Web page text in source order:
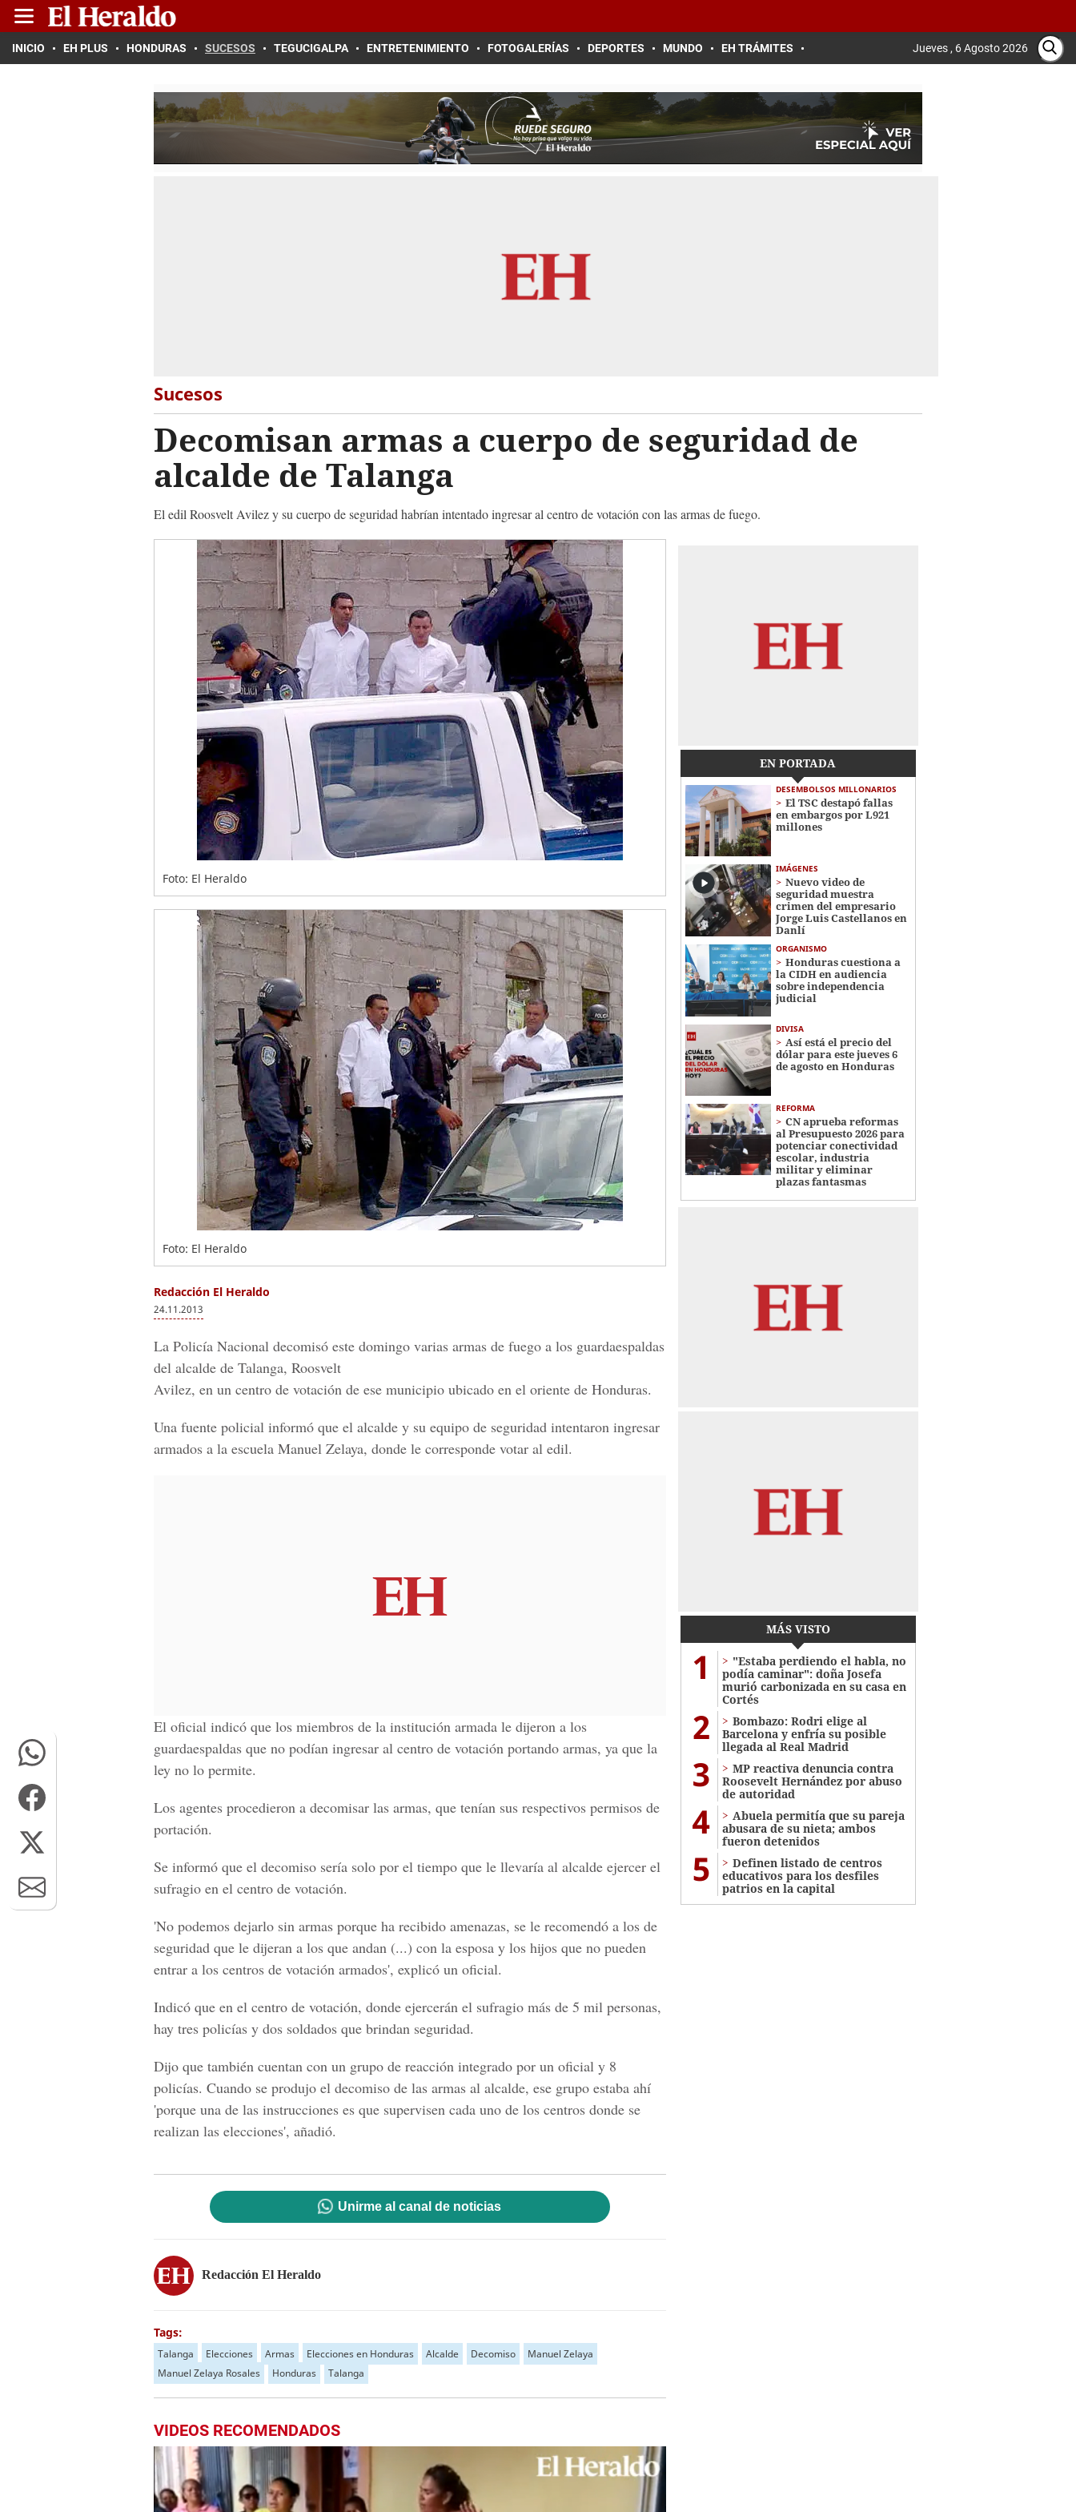
INICIO EH PLUS HONDURAS SUCESOS TEGUCIGALPA ENTRETENIMIENTO FOTOGALERÍAS DEPORTES MUNDO EH TRÁMITES Jueves , 6 Agosto 2026
Sucesos
Decomisan armas a cuerpo de seguridad de
alcalde de Talanga
El edil Roosvelt Avilez y su cuerpo de seguridad habrían intentado ingresar al centro de votación con las armas de fuego.
Foto: El Heraldo
Foto: El Heraldo
Redacción El Heraldo
24.11.2013
La Policía Nacional decomisó este domingo varias armas de fuego a los guardaespaldas
del alcalde de Talanga, Roosvelt
Avilez, en un centro de votación de ese municipio ubicado en el oriente de Honduras.
Una fuente policial informó que el alcalde y su equipo de seguridad intentaron ingresar
armados a la escuela Manuel Zelaya, donde le corresponde votar al edil.
El oficial indicó que los miembros de la institución armada le dijeron a los
guardaespaldas que no podían ingresar al centro de votación portando armas, ya que la
ley no lo permite.
Los agentes procedieron a decomisar las armas, que tenían sus respectivos permisos de
portación.
Se informó que el decomiso sería solo por el tiempo que le llevaría al alcalde ejercer el
sufragio en el centro de votación.
'No podemos dejarlo sin armas porque ha recibido amenazas, se le recomendó a los de
seguridad que le dijeran a los que andan (...) con la esposa y los hijos que no pueden
entrar a los centros de votación armados', explicó un oficial.
Indicó que en el centro de votación, donde ejercerán el sufragio más de 5 mil personas,
hay tres policías y dos soldados que brindan seguridad.
Dijo que también cuentan con un grupo de reacción integrado por un oficial y 8
policías. Cuando se produjo el decomiso de las armas al alcalde, ese grupo estaba ahí
'porque una de las instrucciones es que supervisen cada uno de los centros donde se
realizan las elecciones', añadió.
Unirme al canal de noticias
Redacción El Heraldo
Tags:
Talanga Elecciones Armas Elecciones en Honduras Alcalde Decomiso
Manuel Zelaya
Manuel Zelaya Rosales
Honduras Talanga
VIDEOS RECOMENDADOS
EN PORTADA
DESEMBOLSOS MILLONARIOS
El TSC destapó fallas
en embargos por L921
millones
IMÁGENES
Nuevo video de
seguridad muestra
crimen del empresario
Jorge Luis Castellanos en
Danlí
ORGANISMO
Honduras cuestiona a
la CIDH en audiencia
sobre independencia
judicial
DIVISA
Así está el precio del
dólar para este jueves 6
de agosto en Honduras
REFORMA
CN aprueba reformas
al Presupuesto 2026 para
potenciar conectividad
escolar, industria
militar y eliminar
plazas fantasmas
MÁS VISTO
1
"Estaba perdiendo el habla, no
podía caminar": doña Josefa
murió carbonizada en su casa en
Cortés
2
Bombazo: Rodri elige al
Barcelona y enfría su posible
llegada al Real Madrid
3
MP reactiva denuncia contra
Roosevelt Hernández por abuso
de autoridad
4
Abuela permitía que su pareja
abusara de su nieta; ambos
fueron detenidos
5
Definen listado de centros
educativos para los desfiles
patrios en la capital